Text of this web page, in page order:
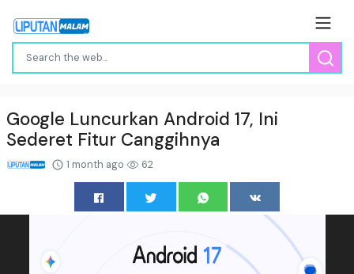
Google Luncurkan Android 17, Ini
Sederet Fitur Canggihnya
1 month ago 62